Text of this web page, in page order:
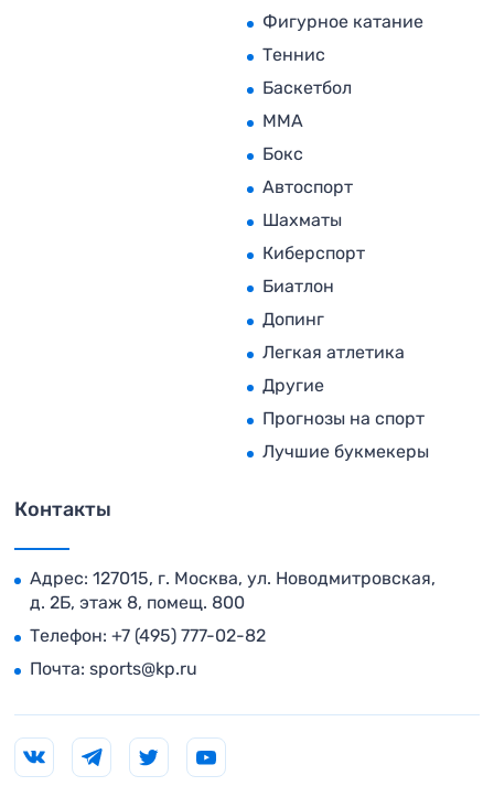
Фигурное катание
Теннис
Баскетбол
MMA
Бокс
Автоспорт
Шахматы
Киберспорт
Биатлон
Допинг
Легкая атлетика
Другие
Прогнозы на спорт
Лучшие букмекеры
Контакты
Адрес: 127015, г. Москва, ул. Новодмитровская,
д. 2Б, этаж 8, помещ. 800
Телефон: +7 (495) 777-02-82
Почта: sports@kp.ru